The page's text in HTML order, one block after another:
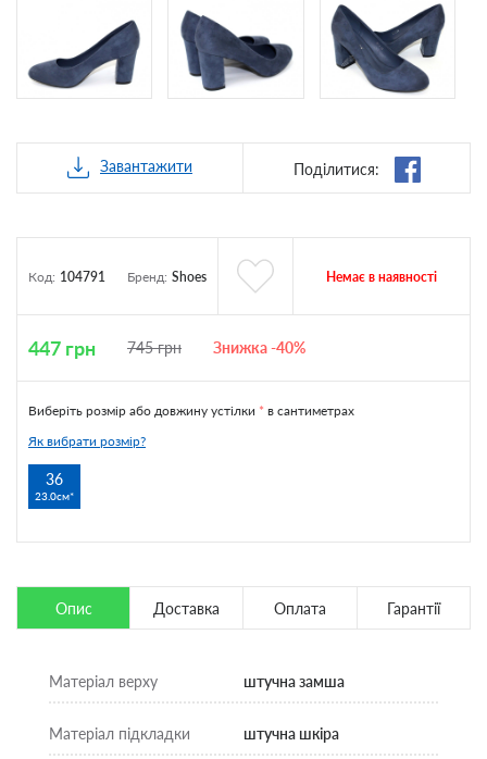
Завантажити Поділитися:
Код: 104791 Бренд: Shoes Немає в наявності
447 грн 745грн Знижка -40%
Виберіть розмір або довжину устілки * в сантиметрах
Як вибрати розмір?
36
23.0см
Опис Доставка Оплата Гарантії
Матеріал верху штучна замша
Матеріал підкладки штучна шкіра